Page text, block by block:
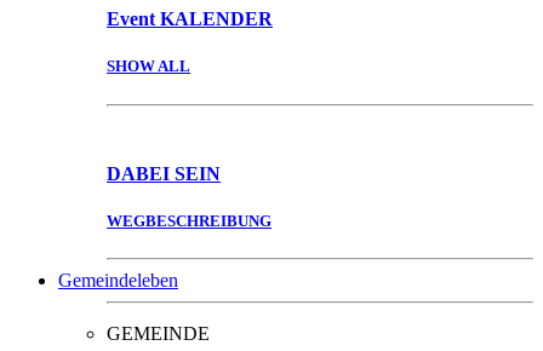
Event KALENDER
SHOW ALL
DABEI SEIN
WEGBESCHREIBUNG
Gemeindeleben
GEMEINDE